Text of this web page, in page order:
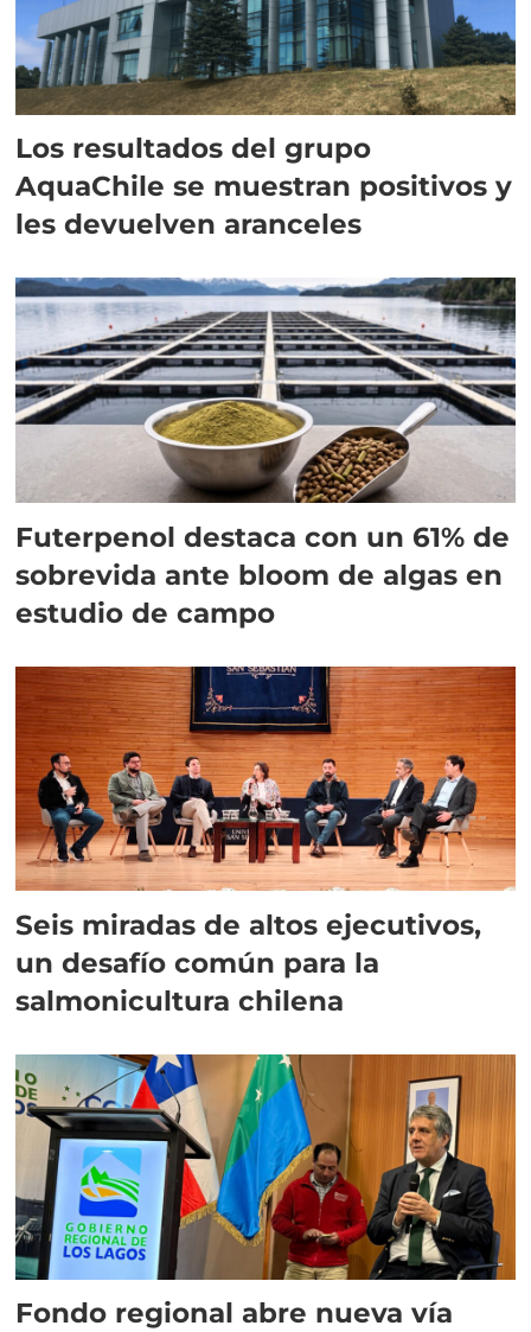
Los resultados del grupo
AquaChile se muestran positivos y
les devuelven aranceles
Futerpenol destaca con un 61% de
sobrevida ante bloom de algas en
estudio de campo
Seis miradas de altos ejecutivos,
un desafío común para la
salmonicultura chilena
Fondo regional abre nueva vía